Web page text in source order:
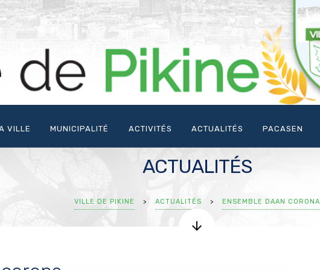
VILLE MUNICIPALITÉ ACTIVITÉS ACTUALITÉS PACASEN
ACTUALITÉS
VILLE DE PIKINE > ACTUALITÉS > ENSEMBLE DAAN CORONA